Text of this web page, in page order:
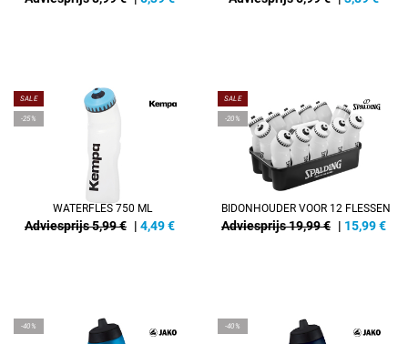
SALE
-25%
WATERFLES 750 ML
Adviesprijs 5,99 € | 4,49€
SALE
-20%
BIDONHOUDER VOOR 12 FLESSEN
Adviesprijs 19,99 € | 15,99€
-40% -40%